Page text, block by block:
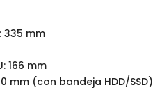
mm
166 mm
mm (con bandeja HDD/SSD)